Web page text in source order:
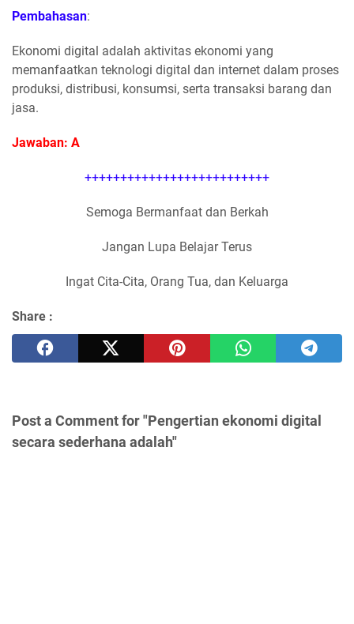
Pembahasan:
Ekonomi digital adalah aktivitas ekonomi yang
memanfaatkan teknologi digital dan internet dalam proses
produksi, distribusi, konsumsi, serta transaksi barang dan
jasa.
Jawaban: A
++++++++++++++++++++++++++
Semoga Bermanfaat dan Berkah
Jangan Lupa Belajar Terus
Ingat Cita-Cita, Orang Tua, dan Keluarga
Share :
Post a Comment for "Pengertian ekonomi digital
secara sederhana adalah"